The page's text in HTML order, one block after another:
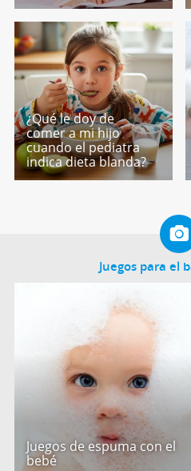
¿Qué le doy de
comer a mi hijo
cuando el pediatra
indica dieta blanda?
Juegos para el
Juegos de espuma con el
bebé